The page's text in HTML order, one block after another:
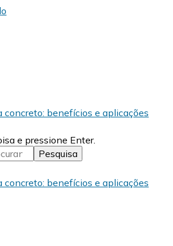
e pressione Enter.